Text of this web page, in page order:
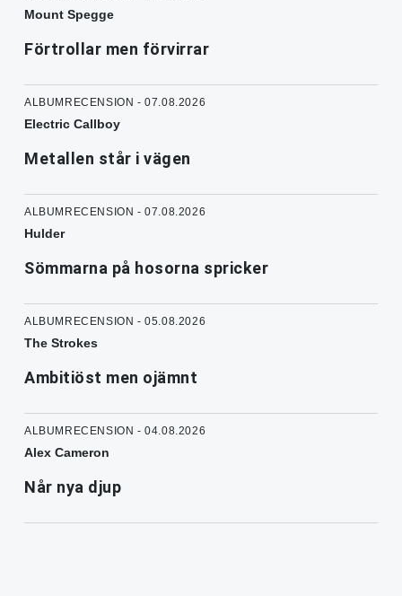
Mount Spegge
Förtrollar men förvirrar
ALBUMRECENSION - 07.08.2026
Electric Callboy
Metallen står i vägen
ALBUMRECENSION - 07.08.2026
Hulder
Sömmarna på hosorna spricker
ALBUMRECENSION - 05.08.2026
The Strokes
Ambitiöst men ojämnt
ALBUMRECENSION - 04.08.2026
Alex Cameron
Når nya djup